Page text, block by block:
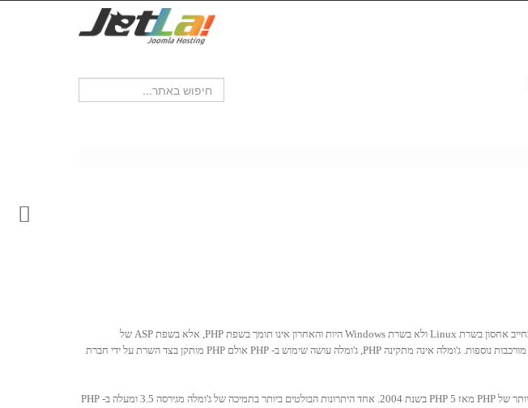
ג'ומלה מחייב אחסון בשרת Linux ולא בשרת Windows היות והאחרון אינו תומך בשפת PHP, אלא בשפת ASP של
מיקרוסופט. PHP היא שפת צד שרת ומשמשת את ג'ומלה לצורך הצגה דינאמית של HTML, שאילתות לבסיס הנתונים ופעולות מורכבות נוספות. ג'ומלה אינה מתקינה PHP, ג'ומלה עושה שימוש ב- PHP אולם PHP מותקן בצד השרת על ידי חברת
ג'ומלה מגירסה 3.5 ומעלה כוללת יכולת מובנית לעבוד בסביבת PHP בגירסה 7. PHP גירסה 7 נתפס כאחד השדרוגים החשובים ביותר של PHP מאז PHP 5 בשנת 2004. אחד היתרונות הבולטים ביותר בתמיכה של ג'ומלה מגירסה 3.5 ומעלה ב- PHP